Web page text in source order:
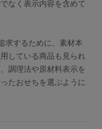
なく表示内容を含めて
求するために、素材本
している商品も見られ
調理法や原材料表示を
たおせちを選ぶように